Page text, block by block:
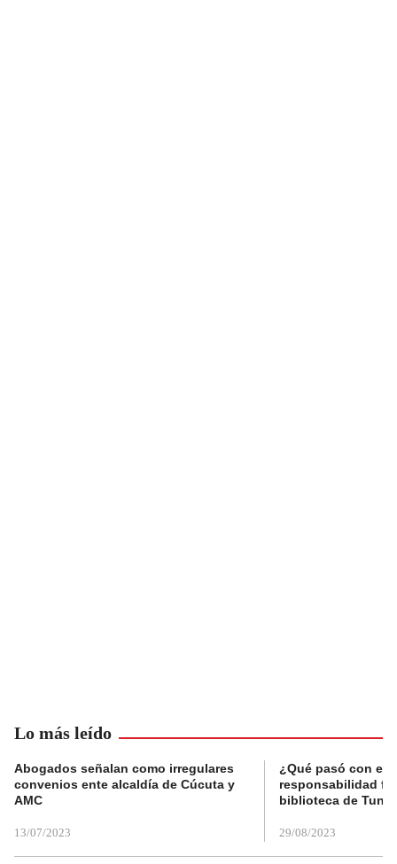
Lo más leído
Abogados señalan como irregulares
convenios ente alcaldía de Cúcuta y
AMC
13/07/2023
¿Qué pasó con el
responsabilidad
biblioteca de
29/08/2023